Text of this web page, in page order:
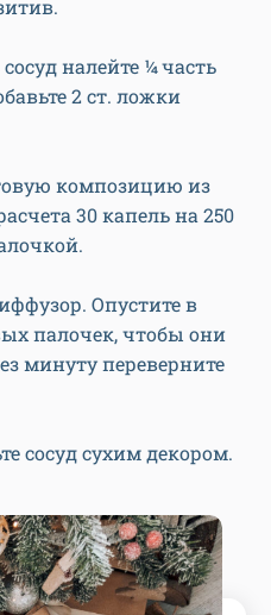
налейте ¼ часть
2 ст. ложки
композицию из
30 капель на 250
Опустите в
палочек, чтобы они
минуту переверните
сосуд сухим декором.